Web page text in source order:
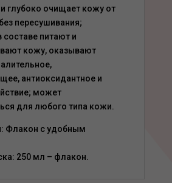
глубоко очищает кожу от
пересушивания;
составе питают и
кожу, оказывают
антиоксидантное и
может
для любого типа кожи.
Флакон с удобным
250 мл – флакон.